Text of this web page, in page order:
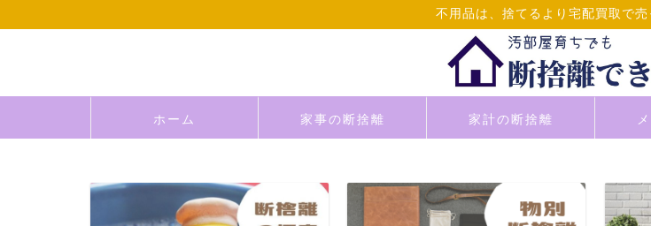
不用品は、捨てるより宅配買取で
ホーム 家事の断捨離 家計の断捨離